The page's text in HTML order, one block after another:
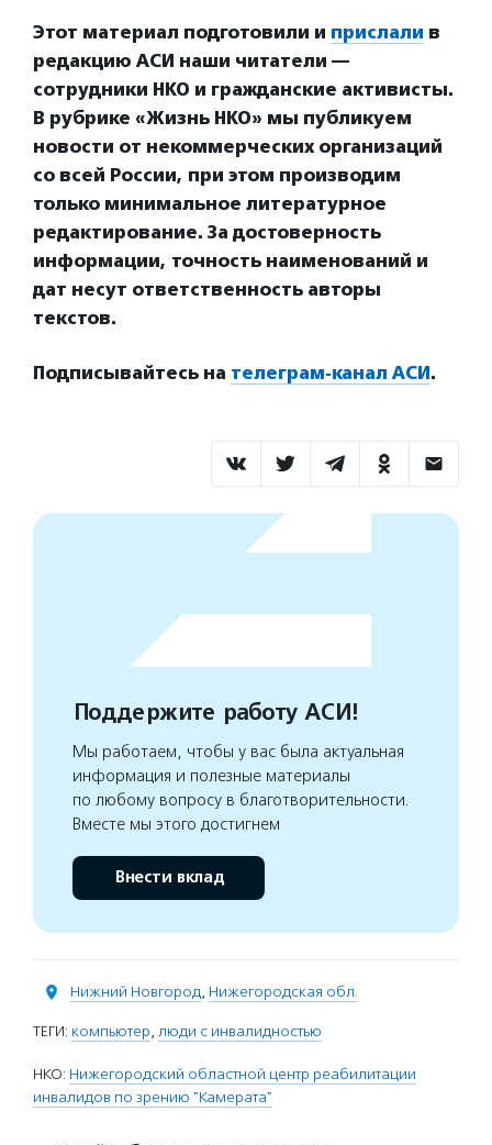
Этот материал подготовили и прислали в
редакцию АСИ наши читатели —
сотрудники НКО и гражданские активисты.
В рубрике «Жизнь НКО» мы публикуем
новости от некоммерческих организаций
со всей России, при этом производим
только минимальное литературное
редактирование. За достоверность
информации, точность наименований и
дат несут ответственность авторы
текстов.
Подписывайтесь на телеграм-канал АСИ.
Поддержите работу АСИ!
Мы работаем, чтобы у вас была актуальная
информация и полезные материалы
по любому вопросу в благотворительности.
Вместе мы этого достигнем
Внести вклад
Нижний Новгород, Нижегородская обл.
ТЕГИ: компьютер, люди с инвалидностью
НКО: Нижегородский областной центр реабилитации
инвалидов по зрению "Камерата"